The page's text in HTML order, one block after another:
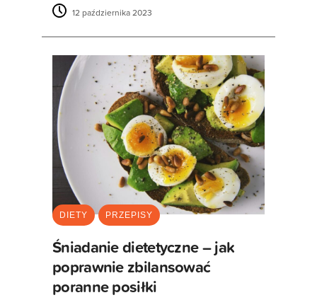
12 października 2023
DIETY PRZEPISY
Śniadanie dietetyczne – jak
poprawnie zbilansować
poranne posiłki